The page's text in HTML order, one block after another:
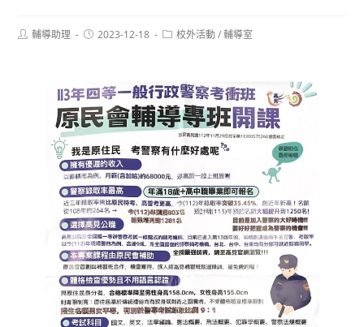
Post輔導助理
Post2023-12-18
Post校外活動 / 輔導室